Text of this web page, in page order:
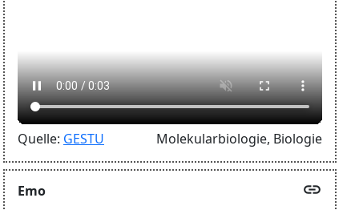
Quelle: GESTU Molekularbiologie, Biologie
Emo link